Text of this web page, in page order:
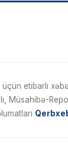
etibarlı